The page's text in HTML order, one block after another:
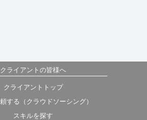
クライアントの皆様へ
クライアントトップ
する（クラウドソーシング）
スキルを探す